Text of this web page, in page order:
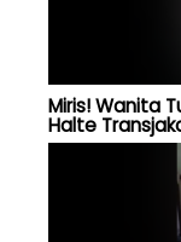
Miris! Wanita
Halte